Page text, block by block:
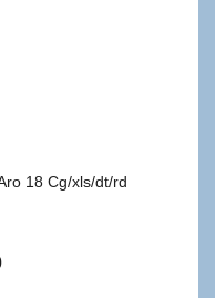
18 Cg/xls/dt/rd